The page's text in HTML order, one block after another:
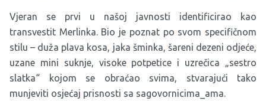
Vjeran se prvi u našoj javnosti identificirao kao
transvestit Merlinka. Bio je poznat po svom specifičnom
stilu – duža plava kosa, jaka šminka, šareni dezeni odjeće,
uzane mini suknje, visoke potpetice i uzrečica „sestro
slatka“ kojom se obraćao svima, stvarajući tako
munjeviti osjećaj prisnosti sa sagovornicima_ama.